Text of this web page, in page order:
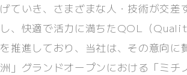
げていき、さまざまな人・技術が交差
し、快適で活力に満ちたQOL（
を推進しており、当社は、その意向に
洲」グランドオープンにおける「ミ